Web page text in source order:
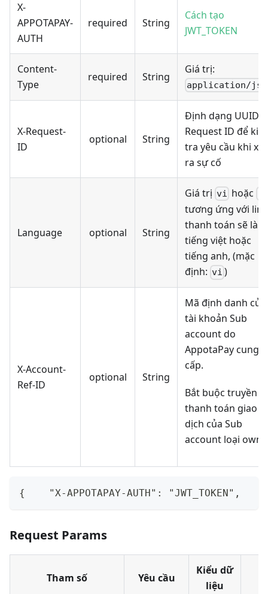
X-
APPOTAPAY-
AUTH
required String
Cách tạo
JWT_TOKEN
Content-
Type
required String
Giá trị:
application/
X-Request-
ID
optional String
Định dạng
Request ID để
tra yêu cầu khi xảy
ra sự cố
Language optional String
Giá trị vi hoặc
tương ứng với link
thanh toán sẽ là
tiếng việt hoặc
tiếng anh, (mặc
định: vi )
X-Account-
Ref-ID
optional String
Mã định danh của
tài khoản Sub
account do
AppotaPay cung
cấp.
Bắt buộc truyền
thanh toán giao
dịch của Sub
account loại
{    "X-APPOTAPAY-AUTH":
Request Params
Tham số Yêu cầu
Kiểu dữ
liệu